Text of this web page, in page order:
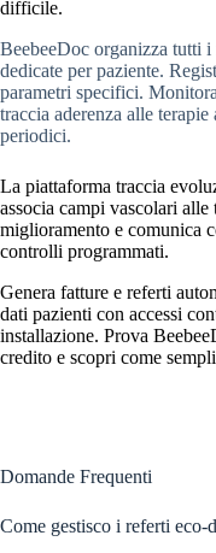
difficile.
BeebeeDoc organizza tutti
dedicate per paziente.
parametri specifici.
traccia aderenza alle
periodici.
La piattaforma traccia
associa campi vascolari
miglioramento e comunica
controlli programmati.
Genera fatture e referti
dati pazienti con accessi
installazione. Prova
credito e scopri come
Domande Frequenti
Come gestisco i referti eco-